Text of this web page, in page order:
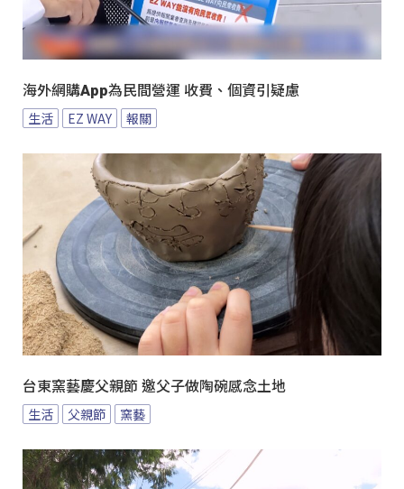
海外網購App為民間營運 收費、個資引疑慮
生活 EZ WAY 報關
台東窯藝慶父親節 邀父子做陶碗感念土地
生活 父親節 窯藝